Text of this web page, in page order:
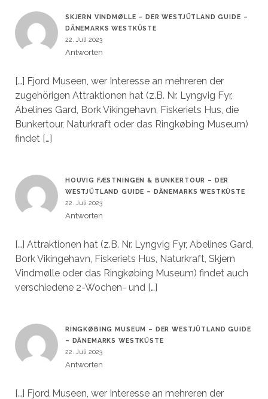
SKJERN VINDMØLLE – DER WESTJÜTLAND GUIDE –
DÄNEMARKS WESTKÜSTE
22. Juli 2023
Antworten
[…] Fjord Museen, wer Interesse an mehreren der
zugehörigen Attraktionen hat (z.B. Nr. Lyngvig Fyr,
Abelines Gard, Bork Vikingehavn, Fiskeriets Hus, die
Bunkertour, Naturkraft oder das Ringkøbing Museum)
findet […]
HOUVIG FÆSTNINGEN & BUNKERTOUR – DER
WESTJÜTLAND GUIDE – DÄNEMARKS WESTKÜSTE
22. Juli 2023
Antworten
[…] Attraktionen hat (z.B. Nr. Lyngvig Fyr, Abelines Gard,
Bork Vikingehavn, Fiskeriets Hus, Naturkraft, Skjern
Vindmølle oder das Ringkøbing Museum) findet auch
verschiedene 2-Wochen- und […]
RINGKØBING MUSEUM – DER WESTJÜTLAND GUIDE
– DÄNEMARKS WESTKÜSTE
22. Juli 2023
Antworten
[…] Fjord Museen, wer Interesse an mehreren der